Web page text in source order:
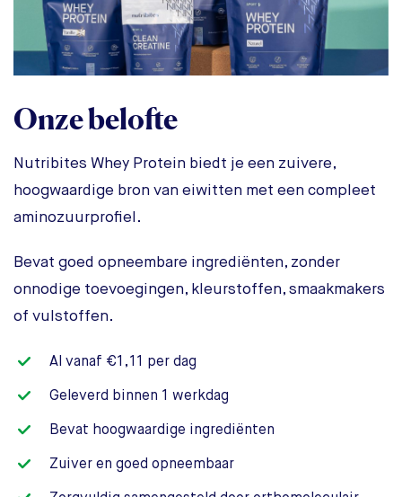
Onze belofte
Nutribites Whey Protein biedt je een zuivere,
hoogwaardige bron van eiwitten met een compleet
aminozuurprofiel.
Bevat goed opneembare ingrediënten, zonder
onnodige toevoegingen, kleurstoffen, smaakmakers
of vulstoffen.
Al vanaf €1,11 per dag
Geleverd binnen 1 werkdag
Bevat hoogwaardige ingrediënten
Zuiver en goed opneembaar